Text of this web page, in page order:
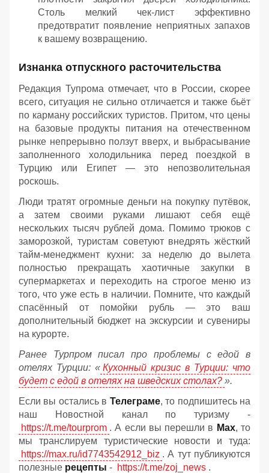
Столь мелкий чек-лист эффективно
предотвратит появление неприятных запахов
к вашему возвращению.
Изнанка отпускного расточительства
Редакция Тупрома отмечает, что в России, скорее
всего, ситуация не сильно отличается и также бьёт
по карману российских туристов. Притом, что цены
на базовые продукты питания на отечественном
рынке непрерывно ползут вверх, и выбрасывание
заполненного холодильника перед поездкой в
Турцию или Египет — это непозволительная
роскошь.
Люди тратят огромные деньги на покупку путёвок,
а затем своими руками лишают себя ещё
нескольких тысяч рублей дома. Помимо трюков с
заморозкой, туристам советуют внедрять жёсткий
тайм-менеджмент кухни: за неделю до вылета
полностью прекращать хаотичные закупки в
супермаркетах и переходить на строгое меню из
того, что уже есть в наличии. Помните, что каждый
спасённый от помойки рубль — это ваш
дополнительный бюджет на экскурсии и сувениры
на курорте.
Ранее Турпром писал про проблемы с едой в
отелях Турции: « Кухонный кризис в Турции: что
будет с едой в отелях на шведских столах? ».
Если вы остались в Телеграме, то подпишитесь на
наш Новостной канал по туризму -
https://t.me/tourprom . А если вы перешли в Мах, то
мы транслируем туристические новости и туда:
https://max.ru/id7743542912_biz . А тут публикуются
полезные рецепты - https://t.me/zoj_news .